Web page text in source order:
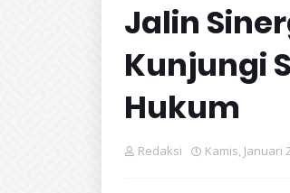
Jalin
Kunjungi
Hukum
Redaksi Kamis, Januari